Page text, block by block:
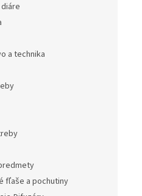
a technika
fľaše a pochutiny